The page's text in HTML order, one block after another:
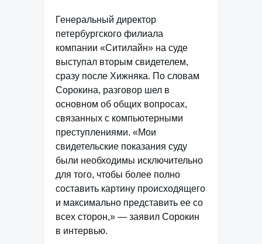
Генеральный директор
петербургского филиала
компании «Ситилайн» на суде
выступал вторым свидетелем,
сразу после Хижняка. По словам
Сорокина, разговор шел в
основном об общих вопросах,
связанных с компьютерными
преступлениями. «Мои
свидетельские показания суду
были необходимы исключительно
для того, чтобы более полно
составить картину происходящего
и максимально представить ее со
всех сторон,» — заявил Сорокин
в интервью.